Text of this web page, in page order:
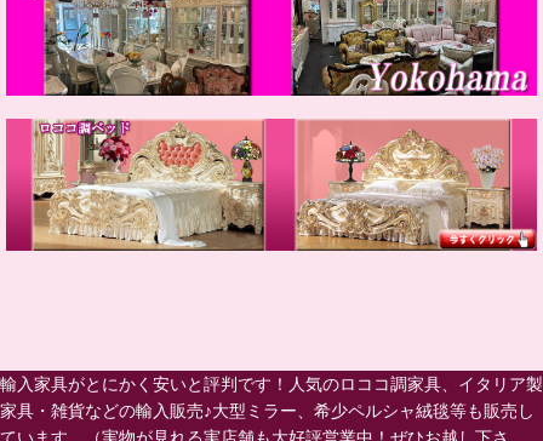
輸入家具がとにかく安いと評判です！人気のロココ調家具、イタリア製
家具・雑貨などの輸入販売♪大型ミラー、希少ペルシャ絨毯等も販売し
ています。（実物が見れる実店舗も大好評営業中！ぜひお越し下さ